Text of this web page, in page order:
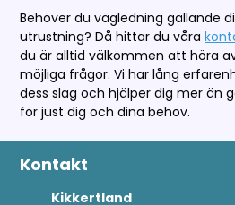
Behöver du vägledning gällande
utrustning? Då hittar du våra
du är alltid välkommen att höra
möjliga frågor. Vi har lång
dess slag och hjälper dig mer än
för just dig och dina behov.
Kontakt
Kikkertland